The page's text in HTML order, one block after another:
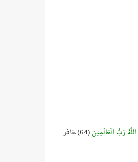
اللَّهُ رَبُّ الْعَالَمِيْنَ (64) غافر